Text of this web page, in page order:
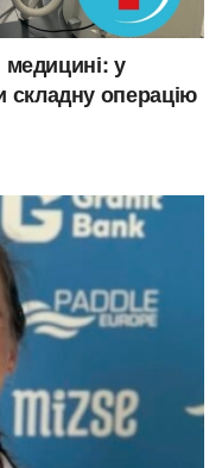
медицині: у
операцію